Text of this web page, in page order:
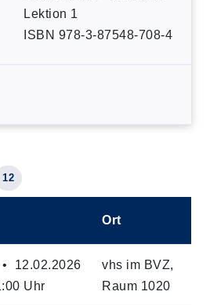
Lektion 1
ISBN 978-3-87548-708-4
12
Ort
12.02.2026
Uhr
vhs im BVZ,
Raum 1020